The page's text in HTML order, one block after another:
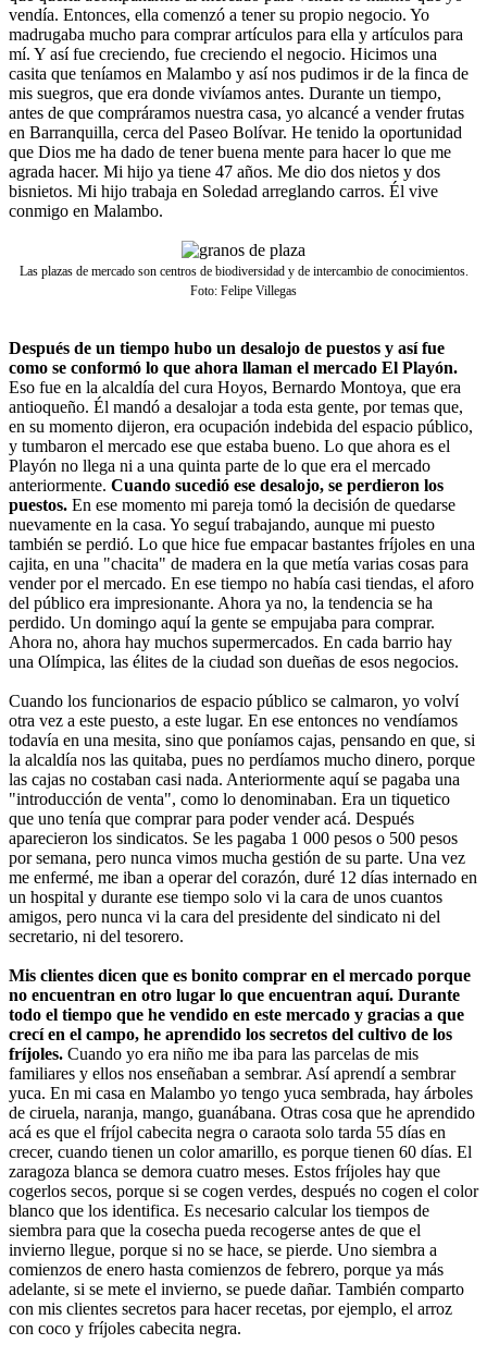
vendía. Entonces, ella comenzó a tener su propio negocio. Yo
madrugaba mucho para comprar artículos para ella y artículos para
mí. Y así fue creciendo, fue creciendo el negocio. Hicimos una
casita que teníamos en Malambo y así nos pudimos ir de la finca de
mis suegros, que era donde vivíamos antes. Durante un tiempo,
antes de que compráramos nuestra casa, yo alcancé a vender frutas
en Barranquilla, cerca del Paseo Bolívar. He tenido la oportunidad
que Dios me ha dado de tener buena mente para hacer lo que me
agrada hacer. Mi hijo ya tiene 47 años. Me dio dos nietos y dos
bisnietos. Mi hijo trabaja en Soledad arreglando carros. Él vive
conmigo en Malambo.
Las plazas de mercado son centros de biodiversidad y de intercambio de conocimientos.
Foto: Felipe Villegas
Después de un tiempo hubo un desalojo de puestos y así fue
como se conformó lo que ahora llaman el mercado El Playón.
Eso fue en la alcaldía del cura Hoyos, Bernardo Montoya, que era
antioqueño. Él mandó a desalojar a toda esta gente, por temas que,
en su momento dijeron, era ocupación indebida del espacio público,
y tumbaron el mercado ese que estaba bueno. Lo que ahora es el
Playón no llega ni a una quinta parte de lo que era el mercado
anteriormente. Cuando sucedió ese desalojo, se perdieron los
puestos. En ese momento mi pareja tomó la decisión de quedarse
nuevamente en la casa. Yo seguí trabajando, aunque mi puesto
también se perdió. Lo que hice fue empacar bastantes fríjoles en una
cajita, en una "chacita" de madera en la que metía varias cosas para
vender por el mercado. En ese tiempo no había casi tiendas, el aforo
del público era impresionante. Ahora ya no, la tendencia se ha
perdido. Un domingo aquí la gente se empujaba para comprar.
Ahora no, ahora hay muchos supermercados. En cada barrio hay
una Olímpica, las élites de la ciudad son dueñas de esos negocios.
Cuando los funcionarios de espacio público se calmaron, yo volví
otra vez a este puesto, a este lugar. En ese entonces no vendíamos
todavía en una mesita, sino que poníamos cajas, pensando en que, si
la alcaldía nos las quitaba, pues no perdíamos mucho dinero, porque
las cajas no costaban casi nada. Anteriormente aquí se pagaba una
"introducción de venta", como lo denominaban. Era un tiquetico
que uno tenía que comprar para poder vender acá. Después
aparecieron los sindicatos. Se les pagaba 1 000 pesos o 500 pesos
por semana, pero nunca vimos mucha gestión de su parte. Una vez
me enfermé, me iban a operar del corazón, duré 12 días internado en
un hospital y durante ese tiempo solo vi la cara de unos cuantos
amigos, pero nunca vi la cara del presidente del sindicato ni del
secretario, ni del tesorero.
Mis clientes dicen que es bonito comprar en el mercado porque
no encuentran en otro lugar lo que encuentran aquí. Durante
todo el tiempo que he vendido en este mercado y gracias a que
crecí en el campo, he aprendido los secretos del cultivo de los
fríjoles. Cuando yo era niño me iba para las parcelas de mis
familiares y ellos nos enseñaban a sembrar. Así aprendí a sembrar
yuca. En mi casa en Malambo yo tengo yuca sembrada, hay árboles
de ciruela, naranja, mango, guanábana. Otras cosa que he aprendido
acá es que el fríjol cabecita negra o caraota solo tarda 55 días en
crecer, cuando tienen un color amarillo, es porque tienen 60 días. El
zaragoza blanca se demora cuatro meses. Estos fríjoles hay que
cogerlos secos, porque si se cogen verdes, después no cogen el color
blanco que los identifica. Es necesario calcular los tiempos de
siembra para que la cosecha pueda recogerse antes de que el
invierno llegue, porque si no se hace, se pierde. Uno siembra a
comienzos de enero hasta comienzos de febrero, porque ya más
adelante, si se mete el invierno, se puede dañar. También comparto
con mis clientes secretos para hacer recetas, por ejemplo, el arroz
con coco y fríjoles cabecita negra.